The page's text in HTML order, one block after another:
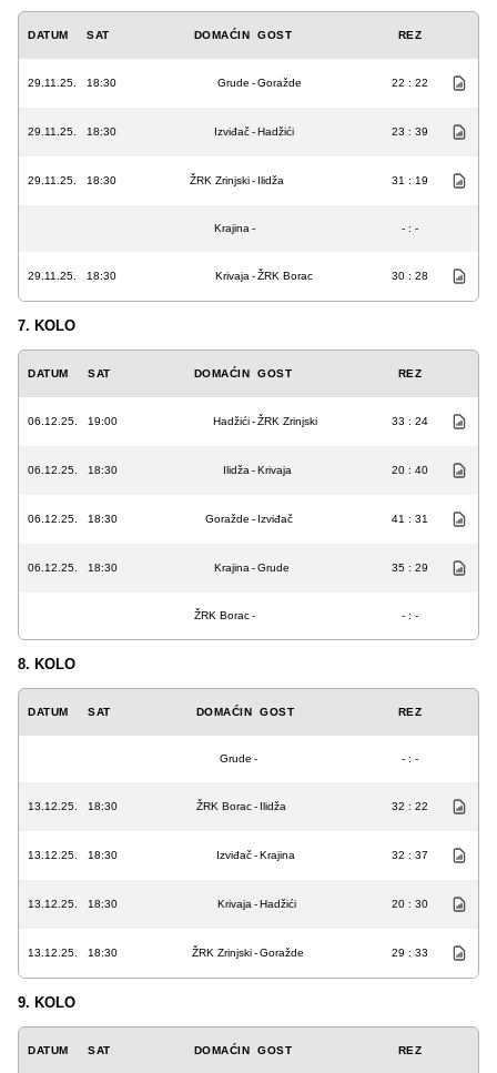
DATUM SAT DOMAĆIN GOST REZ
29.11.25. 18:30 Grude -Goražde 22 : 22
29.11.25. 18:30 Izviđač-Hadžići 23 : 39
29.11.25. 18:30 ŽRK Zrinjski- Ilidža 31 : 19
Krajina - - : -
29.11.25. 18:30 Krivaja -ŽRK Borac 30 : 28
7. KOLO
DATUM SAT DOMAĆIN GOST REZ
06.12.25. 19:00 Hadžići-ŽRK Zrinjski 33 : 24
06.12.25. 18:30 Ilidža -Krivaja 20 : 40
06.12.25. 18:30 Goražde - Izviđač 41 : 31
06.12.25. 18:30 Krajina -Grude 35 : 29
ŽRK Borac- - : -
8. KOLO
DATUM SAT DOMAĆIN GOST REZ
Grude - - : -
13.12.25. 18:30 ŽRK Borac- Ilidža 32 : 22
13.12.25. 18:30 Izviđač-Krajina 32 : 37
13.12.25. 18:30 Krivaja -Hadžići 20 : 30
13.12.25. 18:30 ŽRK Zrinjski-Goražde 29 : 33
9. KOLO
DATUM SAT DOMAĆIN GOST REZ